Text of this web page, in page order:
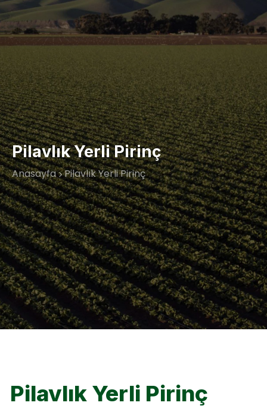
Pilavlık Yerli Pirinç
Anasayfa Pilavlık Yerli Pirinç
Pilavlık Yerli Pirinç